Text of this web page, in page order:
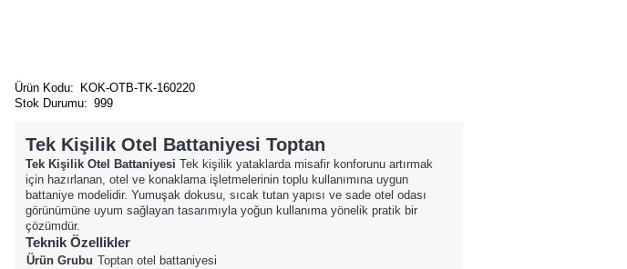
Ürün Kodu: KOK-OTB-TK-160220
Stok Durumu: 999
Tek Kişilik Otel Battaniyesi Toptan
Tek Kişilik Otel Battaniyesi Tek kişilik yataklarda misafir konforunu artırmak
için hazırlanan, otel ve konaklama işletmelerinin toplu kullanımına uygun
battaniye modelidir. Yumuşak dokusu, sıcak tutan yapısı ve sade otel odası
görünümüne uyum sağlayan tasarımıyla yoğun kullanıma yönelik pratik bir
çözümdür.
Teknik Özellikler
Ürün Grubu Toptan otel battaniyesi